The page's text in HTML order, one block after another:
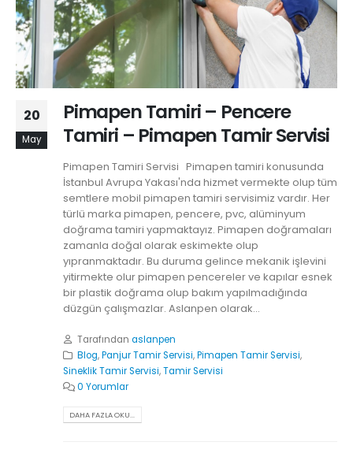
20
May
Pimapen Tamiri – Pencere
Tamiri – Pimapen Tamir Servisi
Pimapen Tamiri Servisi Pimapen tamiri konusunda
İstanbul Avrupa Yakası'nda hizmet vermekte olup tüm
semtlere mobil pimapen tamiri servisimiz vardır. Her
türlü marka pimapen, pencere, pvc, alüminyum
doğrama tamiri yapmaktayız. Pimapen doğramaları
zamanla doğal olarak eskimekte olup
yıpranmaktadır. Bu duruma gelince mekanik işlevini
yitirmekte olur pimapen pencereler ve kapılar esnek
bir plastik doğrama olup bakım yapılmadığında
düzgün çalışmazlar. Aslanpen olarak...
Tarafından aslanpen
Blog,Panjur Tamir Servisi,Pimapen Tamir Servisi,
Sineklik Tamir Servisi,Tamir Servisi
0 Yorumlar
DAHA FAZLA OKU...